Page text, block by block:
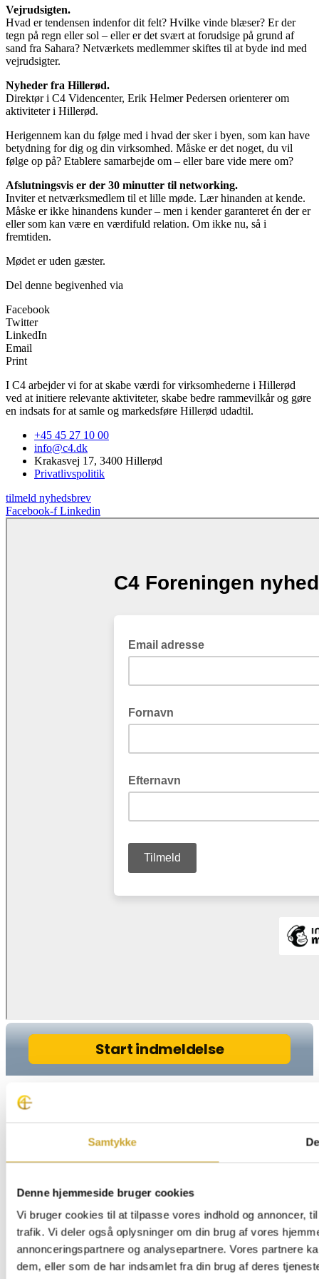
Samtykke
Denne hjemmeside bruger cookies
Vi bruger cookies til at tilpasse vores indhold og annoncer,
trafik. Vi deler også oplysninger om din brug af vores
annonceringspartnere og analysepartnere. Vores partnere
dem, eller som de har indsamlet fra din brug af deres
Vejrudsigten.
Hvad er tendensen indenfor dit felt? Hvilke vinde blæser? Er der
tegn på regn eller sol – eller er det svært at forudsige på grund af
sand fra Sahara? Netværkets medlemmer skiftes til at byde ind med
vejrudsigter.
Nyheder fra Hillerød.
Direktør i C4 Videncenter, Erik Helmer Pedersen orienterer om
aktiviteter i Hillerød.
Herigennem kan du følge med i hvad der sker i byen, som kan have
betydning for dig og din virksomhed. Måske er det noget, du vil
følge op på? Etablere samarbejde om – eller bare vide mere om?
Afslutningsvis er der 30 minutter til networking.
Inviter et netværksmedlem til et lille møde. Lær hinanden at kende.
Måske er ikke hinandens kunder – men i kender garanteret én der er
eller som kan være en værdifuld relation. Om ikke nu, så i
fremtiden.
Mødet er uden gæster.
Del denne begivenhed via
Facebook
Twitter
LinkedIn
Email
Print
I C4 arbejder vi for at skabe værdi for virksomhederne i Hillerød
ved at initiere relevante aktiviteter, skabe bedre rammevilkår og gøre
en indsats for at samle og markedsføre Hillerød udadtil.
+45 45 27 10 00
info@c4.dk
Krakasvej 17, 3400 Hillerød
Privatlivspolitik
tilmeld nyhedsbrev
Facebook-f Linkedin